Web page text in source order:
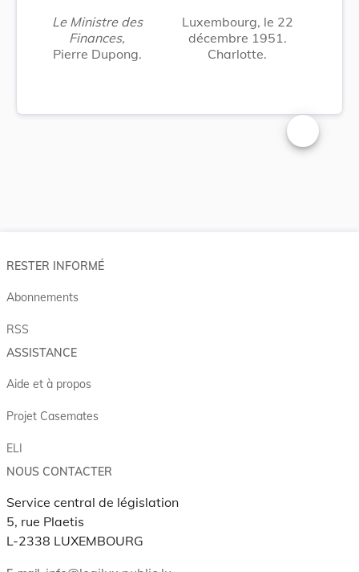
Le Ministre des
Finances,
Pierre Dupong.
Luxembourg, le 22
décembre 1951.
Charlotte.
Changer la
RESTER INFORMÉ
Abonnements
RSS
ASSISTANCE
Aide et à propos
Projet Casemates
ELI
NOUS CONTACTER
Service central de législation
5, rue Plaetis
L-2338 LUXEMBOURG